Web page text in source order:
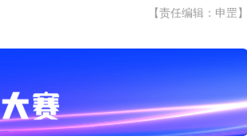
【责任编辑：申罡】